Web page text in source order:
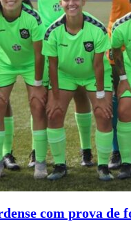
com prova de